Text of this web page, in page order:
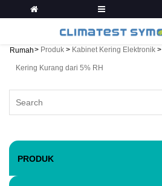
Rumah> Produk > Kabinet Kering Elektronik >
Kering Kurang dari 5% RH
PRODUK